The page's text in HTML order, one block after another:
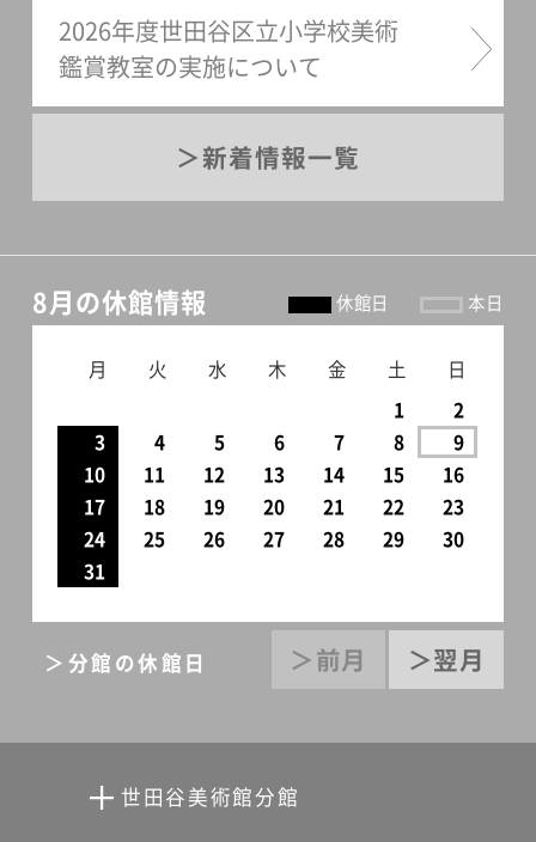
をはじめ、シンプルで力強い
造形力の染色作品25点をご紹
介します。・柚木沙弥郎のアト
リエからものと向き合う時間
を大切にする柚木。旅先で目
たちは、しまわずに見えると
します。そうした品々の一部
を展示します。また、家族へ贈
ったクリスマスカードなど、
柚木の日々の創作の一端もご
紹介。これらを、長年にわたり
し、撮影してきた写真家・木寺
紀雄による、アトリエの写真
とともにご覧ください。・絵本
ば』（金関寿夫・訳、CRAFT
は、絵本と同様「ぶたぶたく
ん」が登場するおはなしや、サ
となる『母の友』の挿絵原画の
数々を展示しています。『母の
ん」は、土方が戦後しばらく同
居していた幼い姪との生活か
ら生まれました。寝かしつけ
る時に動物の鳴き声や動作を
擬人化した即興の物語を聞か
せており、最も喜ばれたのが
「ぶたぶたくん」のおはなしだ
挿絵には、子ども好きだった
という土方のユーモアあふれ
す。展覧会は11月5日（日）ま
意識するようになった近年の
作品です。染色作品はもちろ
覧会場には、柚木の日々の創
に、写真家・木寺紀雄による写
真とともに、実際に柚木のお
宅にある、柚木が気になる、い
つも目の届くところに置かれ
ている品々も展示するコーナ
ーがあります。メキシコやペ
ルーの民族玩具や、船や飛行
機などの玩具、カラフルなリ
れます。メキシコの人形（柚木
氏のお宅から）インドの布な
家族に贈った柚木手作りのク
リスマスカードなど日々の暮
2026年度世田谷区立小学校美術
鑑賞教室の実施について
新着情報一覧
8月の休館情報 休館日 本日
月 火 水 木 金 土 日
1
2
3
4 5 6 7 8
9
10
11 12 13 14 15
16
17
18 19 20 21 22
23
24
25 26 27 28 29
30
31
＞前月 ＞翌月
＞分館の休館日
世田谷美術館分館